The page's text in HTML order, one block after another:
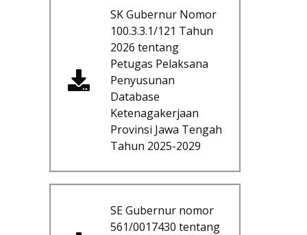
SK Gubernur Nomor
100.3.3.1/121 Tahun
2026 tentang
Petugas Pelaksana
Penyusunan
Database
Ketenagakerjaan
Provinsi Jawa Tengah
Tahun 2025-2029
SE Gubernur nomor
561/0017430 tentang